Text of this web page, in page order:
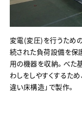
変電(変圧)を行うため
続された負荷設備を保
用の機器を収納。べた
わしをしやすくするた
違い床構造」で製作。